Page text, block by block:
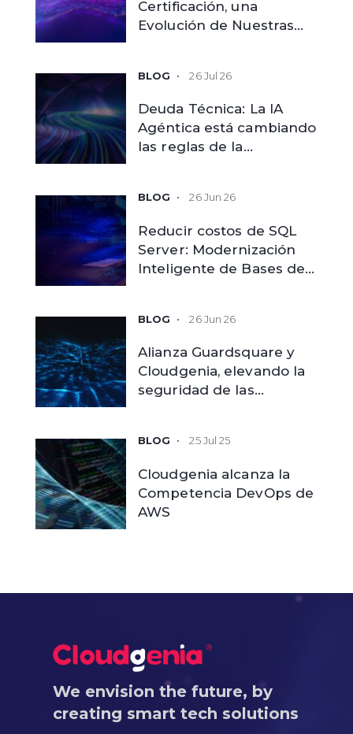
Certificación, una
Evolución de Nuestras
Deuda Técnica: La IA
Agéntica está cambiando
las reglas de la
26 Jul 26
Reducir costos de SQL
Server: Modernización
Inteligente de Bases de
26 Jun 26
Alianza Guardsquare y
Cloudgenia, elevando la
seguridad de las
26 Jun 26
Cloudgenia alcanza la
Competencia DevOps de
AWS
25 Jul 25
We envision the future, by
creating smart tech solutions